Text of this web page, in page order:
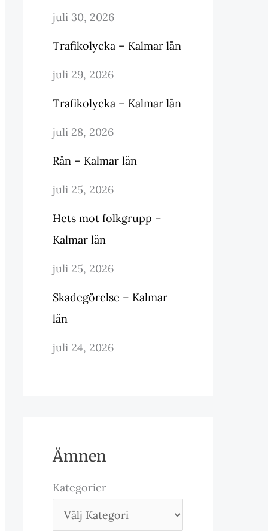
juli 30, 2026
Trafikolycka – Kalmar län
juli 29, 2026
Trafikolycka – Kalmar län
juli 28, 2026
Rån – Kalmar län
juli 25, 2026
Hets mot folkgrupp –
Kalmar län
juli 25, 2026
Skadegörelse – Kalmar
län
juli 24, 2026
Ämnen
Kategorier